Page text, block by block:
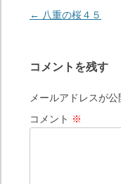
投
ビ
ゲ
ー
← 八重の桜４５
コメントを残す
メールアドレスが公
コメント ※